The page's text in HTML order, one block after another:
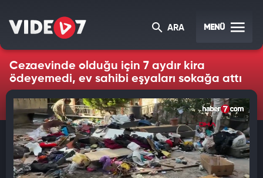
ARA MENÜ
Cezaevinde olduğu için 7 aydır kira
ödeyemedi, ev sahibi eşyaları sokağa attı